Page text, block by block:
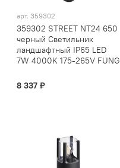
арт. 359302
359302 STREET NT24 650
черный Светильник
ландшафтный IP65 LED
7W 4000K 175-265V FUNG
8 337 ₽